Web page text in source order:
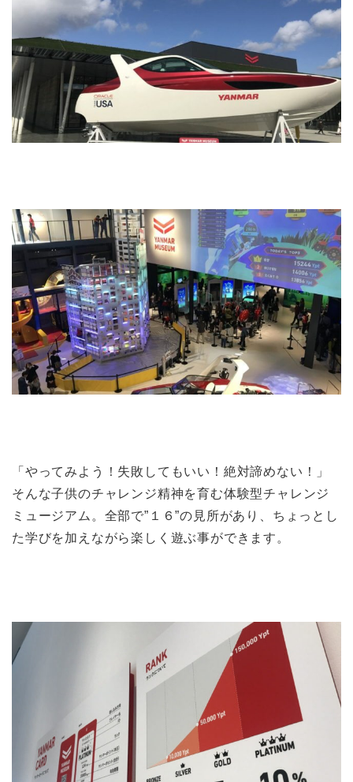
「やってみよう！失敗してもいい！絶対諦めない！」
そんな子供のチャレンジ精神を育む体験型チャレンジ
ミュージアム。全部で”１６”の見所があり、ちょっとし
た学びを加えながら楽しく遊ぶ事ができます。